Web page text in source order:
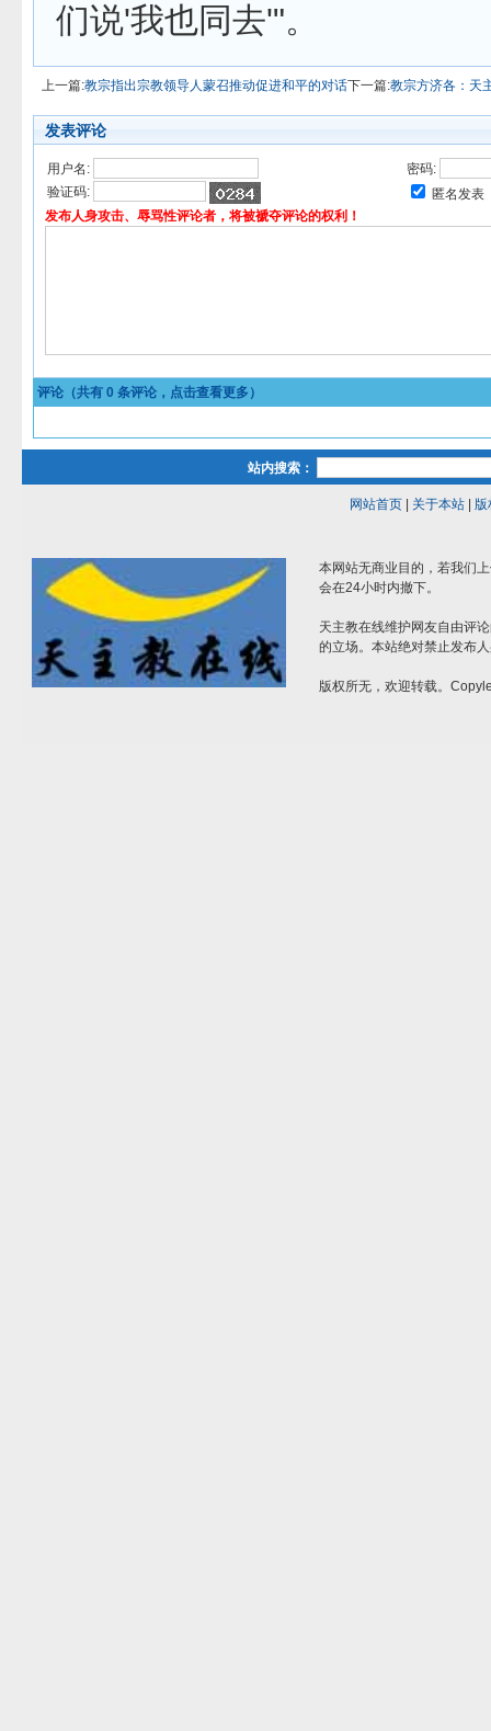
们说'我也同去'"。
上一篇:教宗指出宗教领导人蒙召推动促进和平的对话下一篇:教宗方济各：天
发表评论
用户名:
密码:
验证码:
匿名发表
发布人身攻击、辱骂性评论者，将被褫夺评论的权利！
评论（共有 0 条评论，点击查看更多）
站内搜索：
网站首页| 关于本站| 版
本网站无商业目的，若我们
会在24小时内撤下。
天主教在线维护网友自由评
的立场。本站绝对禁止发布
版权所无，欢迎转载。